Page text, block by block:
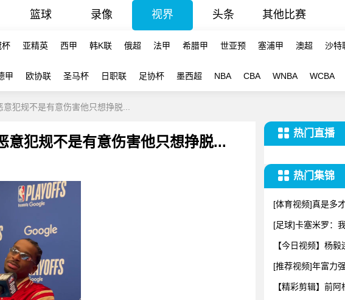
篮球 录像 视界 头条 其他比赛
杯 亚精英 西甲 韩K联 俄超 法甲 希腊甲 世亚预 塞浦甲 澳超 沙特
甲 欧协联 圣马杯 日职联 足协杯 墨西超 NBA CBA WNBA WCBA
犯规不是有意伤害他只想挣脱...
犯规不是有意伤害他只想挣脱...
热门直播
热门集锦
[体育视频]真是多
[足球]卡塞米罗：
【今日视频】杨
[推荐视频]年富力
【精彩剪辑】前